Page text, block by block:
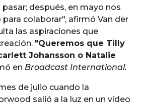
pasar; después, en mayo nos
colaborar", afirmó Van der
las aspiraciones que
"Queremos que Tilly
Johansson o Natalie
en Broadcast International.
de julio cuando la
salió a la luz en un vídeo